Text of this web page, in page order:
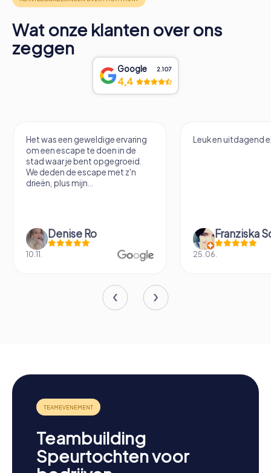
Wat onze klanten over ons
zeggen
Google 2.107
4,4
Leuk en uitdagend exitspel
Franziska Schulzki
25.06.
Het is een super
Hans
08.10.
Teambuilding
Speurtochten voor